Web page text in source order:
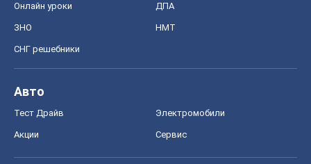
Онлайн уроки ДПА
ЗНО НМТ
СНГ решебники
Авто
Тест Драйв Электромобили
Акции Сервис